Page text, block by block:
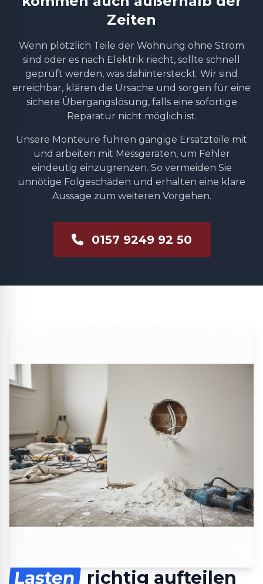
Zeiten
Wenn plötzlich Teile der Wohnung ohne Strom
sind oder es nach Elektrik riecht, sollte schnell
geprüft werden, was dahintersteckt. Wir sind
erreichbar, klären die Ursache und sorgen für eine
sichere Übergangslösung, falls eine sofortige
Reparatur nicht möglich ist.
Unsere Monteure führen gängige Ersatzteile mit
und arbeiten mit Messgeräten, um Fehler
eindeutig einzugrenzen. So vermeiden Sie
unnötige Folgeschäden und erhalten eine klare
Aussage zum weiteren Vorgehen.
0157 9249 92 50
Lasten
richtig aufteilen